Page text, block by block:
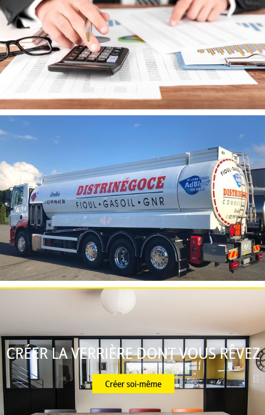
MIBOX formeuse barquetteuse
JM Conseil Recouvrement de Créances
DISTRINEGOCE – livraison fioul GNR ADBlue